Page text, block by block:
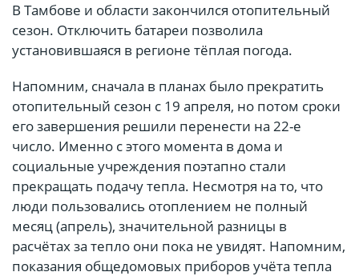
В Тамбове и области закончился отопительный
сезон. Отключить батареи позволила
установившаяся в регионе тёплая погода.
Напомним, сначала в планах было прекратить
отопительный сезон с 19 апреля, но потом сроки
его завершения решили перенести на 22-е
число. Именно с этого момента в дома и
социальные учреждения поэтапно стали
прекращать подачу тепла. Несмотря на то, что
люди пользовались отоплением не полный
месяц (апрель), значительной разницы в
расчётах за тепло они пока не увидят. Напомним,
показания общедомовых приборов учёта тепла